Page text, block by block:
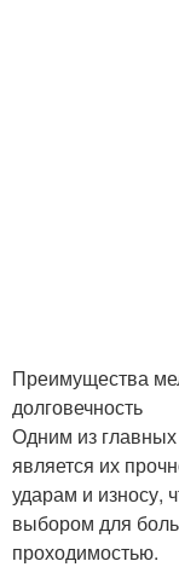
Преимущества
долговечность
Одним из
является их
ударам и износу,
выбором для
проходимостью.